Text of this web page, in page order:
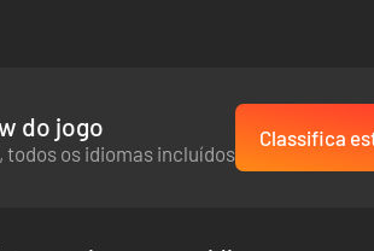
do jogo
todos os idiomas incluídos
Classifica